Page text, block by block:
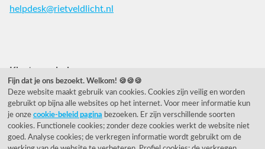
helpdesk@rietveldlicht.nl
Klantwaardering
"Zeer goed" - eKomi.nl
Cijfer: 9.2 (25540 recensies)
Fijn dat je ons bezoekt. Welkom! 🍪🍪🍪
Deze website maakt gebruik van cookies. Cookies zijn veilig en worden
gebruikt op bijna alle websites op het internet. Voor meer informatie kun
je onze cookie-beleid pagina bezoeken. Er zijn verschillende soorten
cookies. Functionele cookies; zonder deze cookies werkt de website niet
goed. Analyse cookies; de verkregen informatie wordt gebruikt om de